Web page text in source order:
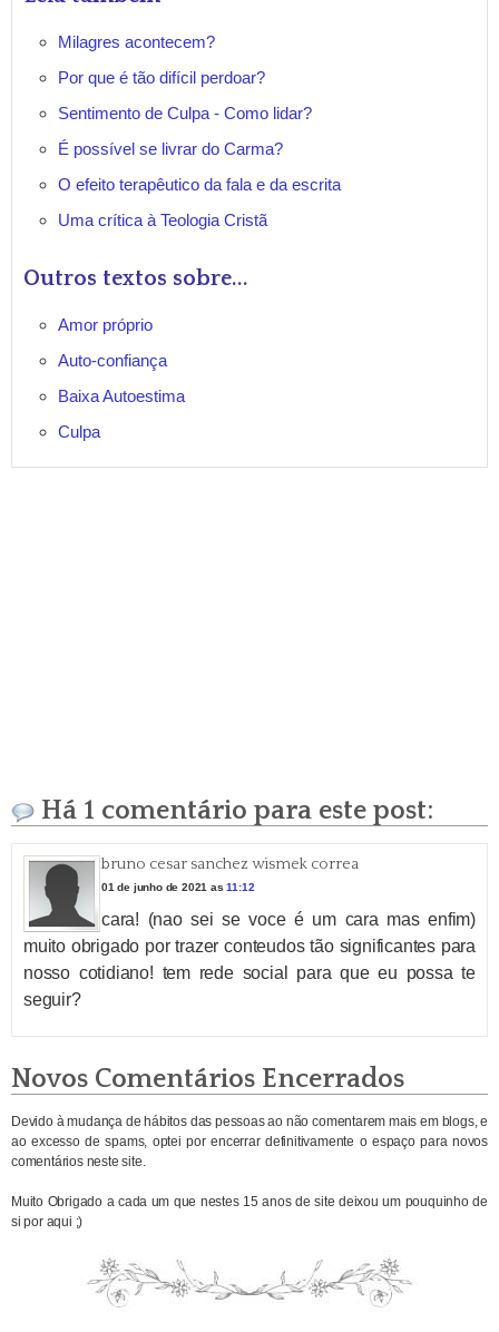
Milagres acontecem?
Por que é tão difícil perdoar?
Sentimento de Culpa - Como lidar?
É possível se livrar do Carma?
O efeito terapêutico da fala e da escrita
Uma crítica à Teologia Cristã
Outros textos sobre...
Amor próprio
Auto-confiança
Baixa Autoestima
Culpa
Há 1 comentário para este post:
bruno cesar sanchez wismek correa
01 de junho de 2021 as11:12
cara! (nao sei se voce é um cara mas enfim)
muito obrigado por trazer conteudos tão significantes para
nosso cotidiano! tem rede social para que eu possa te
seguir?
Novos Comentários Encerrados
Devido à mudança de hábitos das pessoas ao não comentarem mais em blogs, e
ao excesso de spams, optei por encerrar definitivamente o espaço para novos
comentários neste site.
Muito Obrigado a cada um que nestes 15 anos de site deixou um pouquinho de
si por aqui ;)